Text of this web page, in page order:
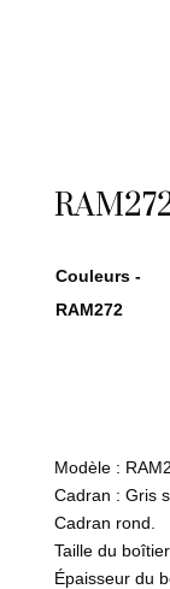
Couleurs -
RAM272
Modèle :
Cadran : Gris
Cadran rond.
Taille du
Épaisseur du